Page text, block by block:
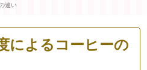
違い
によるコーヒーの